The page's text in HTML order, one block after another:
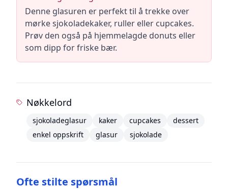
Denne glasuren er perfekt til å trekke over
mørke sjokoladekaker, ruller eller cupcakes.
Prøv den også på hjemmelagde donuts eller
som dipp for friske bær.
Nøkkelord
sjokoladeglasur kaker cupcakes
dessert
enkel oppskrift
glasur sjokolade
Ofte stilte spørsmål